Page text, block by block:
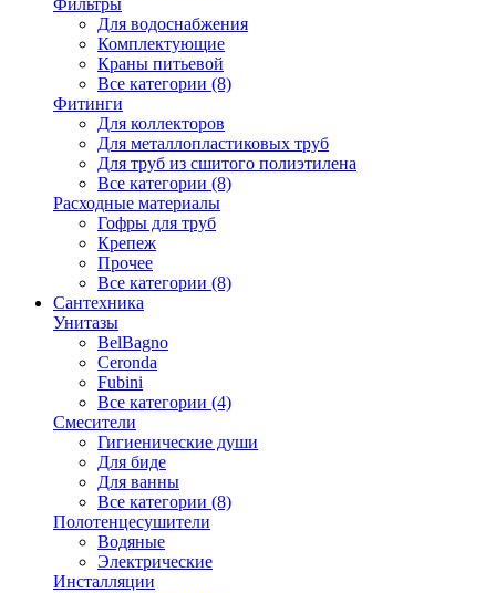
Фильтры
Для водоснабжения
Комплектующие
Краны питьевой
Все категории (8)
Фитинги
Для коллекторов
Для металлопластиковых труб
Для труб из сшитого полиэтилена
Все категории (8)
Расходные материалы
Гофры для труб
Крепеж
Прочее
Все категории (8)
Сантехника
Унитазы
BelBagno
Ceronda
Fubini
Все категории (4)
Смесители
Гигиенические души
Для биде
Для ванны
Все категории (8)
Полотенцесушители
Водяные
Электрические
Инсталляции